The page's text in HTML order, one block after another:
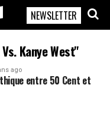
NEWSLETTER
Kanye West"
ago
entre 50 Cent et